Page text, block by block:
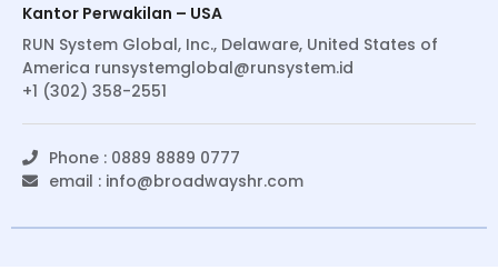
Kantor Perwakilan – USA
RUN System Global, Inc., Delaware, United States of
America runsystemglobal@runsystem.id
+1 (302) 358-2551
Phone : 0889 8889 0777
email : info@broadwayshr.com